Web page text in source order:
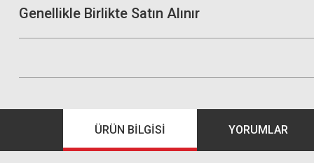
Genellikle Birlikte Satın Alınır
ÜRÜN BILGISI YORUMLAR